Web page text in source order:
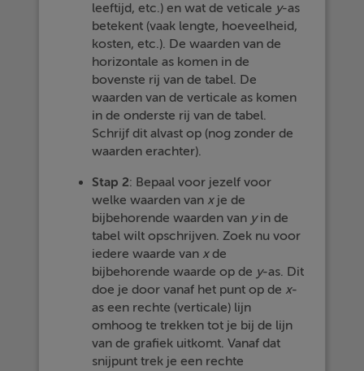
leeftijd, etc.) en wat de veticale y-as
betekent (vaak lengte, hoeveelheid,
kosten, etc.). De waarden van de
horizontale as komen in de
bovenste rij van de tabel. De
waarden van de verticale as komen
in de onderste rij van de tabel.
Schrijf dit alvast op (nog zonder de
waarden erachter).
Stap 2: Bepaal voor jezelf voor
welke waarden van xje de
bijbehorende waarden van yin de
tabel wilt opschrijven. Zoek nu voor
iedere waarde van xde
bijbehorende waarde op de y-as. Dit
doe je door vanaf het punt op de x-
as een rechte (verticale) lijn
omhoog te trekken tot je bij de lijn
van de grafiek uitkomt. Vanaf dat
snijpunt trek je een rechte